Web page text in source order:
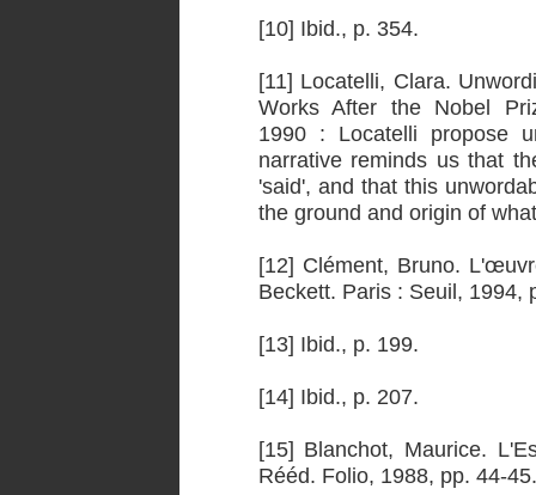
[10] Ibid., p. 354.
[11] Locatelli, Clara.
Works After the Nobel
1990 : Locatelli propose
narrative reminds us that
'said', and that this
the ground and origin of
[12] Clément, Bruno.
Beckett. Paris : Seuil, 1994,
[13] Ibid., p. 199.
[14] Ibid., p. 207.
[15] Blanchot, Maurice.
Rééd. Folio, 1988, pp. 44-45.